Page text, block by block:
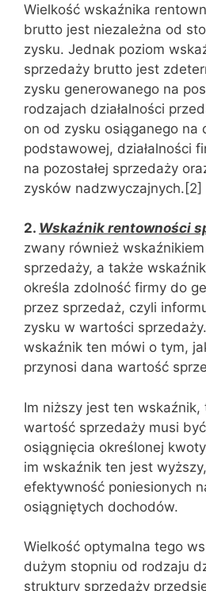
Wielkość wskaźnika
brutto jest niezależna od
zysku. Jednak poziom
sprzedaży brutto jest
zysku generowanego na
rodzajach działalności
on od zysku osiąganego na
podstawowej, działalności
na pozostałej sprzedaży
zysków nadzwyczajnych.[2]
2. Wskaźnik rentowności
zwany również
sprzedaży, a także
określa zdolność firmy do
przez sprzedaż, czyli
zysku w wartości
wskaźnik ten mówi o tym,
przynosi dana wartość
Im niższy jest ten wskaźnik,
wartość sprzedaży musi
osiągnięcia określonej
im wskaźnik ten jest
efektywność poniesionych
osiągniętych dochodów.
Wielkość optymalna tego
dużym stopniu od rodzaju
struktury sprzedaży